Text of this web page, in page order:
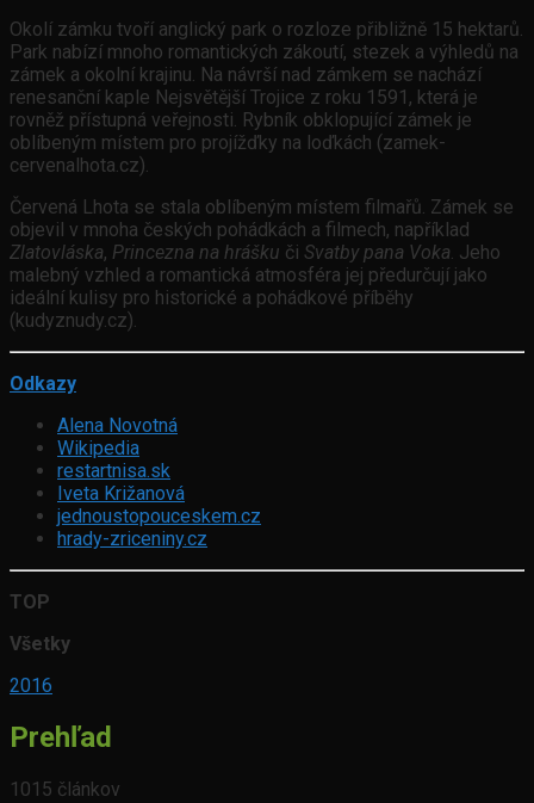
Okolí zámku tvoří anglický park o rozloze přibližně 15 hektarů.
Park nabízí mnoho romantických zákoutí, stezek a výhledů na
zámek a okolní krajinu. Na návrší nad zámkem se nachází
renesanční kaple Nejsvětější Trojice z roku 1591, která je
rovněž přístupná veřejnosti. Rybník obklopující zámek je
oblíbeným místem pro projížďky na loďkách (zamek-
cervenalhota.cz).
Červená Lhota se stala oblíbeným místem filmařů. Zámek se
objevil v mnoha českých pohádkách a filmech, například
Zlatovláska, Princezna na hrášku či Svatby pana Voka. Jeho
malebný vzhled a romantická atmosféra jej předurčují jako
ideální kulisy pro historické a pohádkové příběhy
(kudyznudy.cz).
Odkazy
Alena Novotná
Wikipedia
restartnisa.sk
Iveta Križanová
jednoustopouceskem.cz
hrady-zriceniny.cz
TOP
Všetky
2016
Prehľad
1015 článkov